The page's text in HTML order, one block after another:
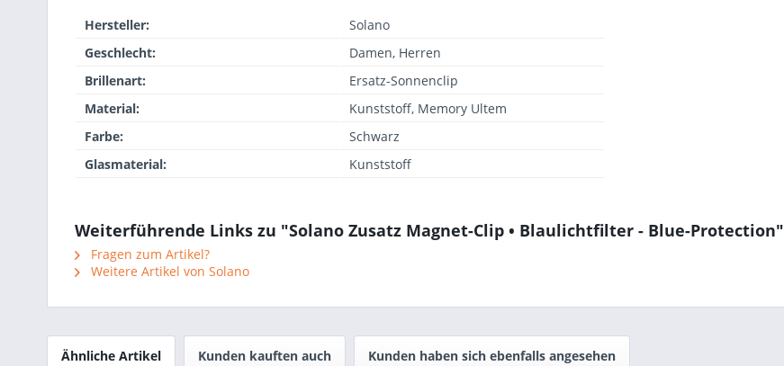
Hersteller:
Solano
Geschlecht:
Damen, Herren
Brillenart:
Ersatz-Sonnenclip
Material:
Kunststoff, Memory Ultem
Farbe:
Schwarz
Glasmaterial:
Kunststoff
Weiterführende Links zu "Solano Zusatz Magnet-Clip • Blaulichtfilter - Blue-Protection"
Fragen zum Artikel?
Weitere Artikel von Solano
Ähnliche Artikel Kunden kauften auch Kunden haben sich ebenfalls angesehen